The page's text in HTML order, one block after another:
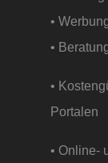
•
•
•
Portalen
• Online-